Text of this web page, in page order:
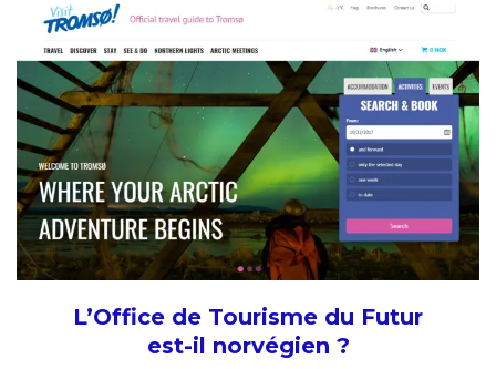
L’Office de Tourisme du Futur
est-il norvégien ?